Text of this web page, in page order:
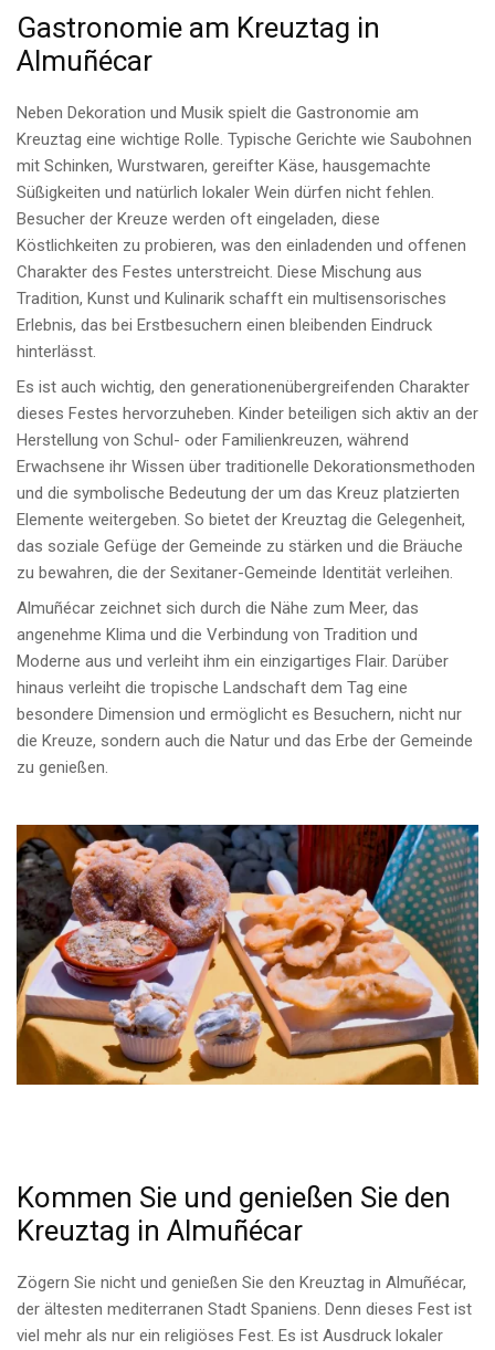
Gastronomie am Kreuztag in
Almuñécar
Neben Dekoration und Musik spielt die Gastronomie am
Kreuztag eine wichtige Rolle. Typische Gerichte wie Saubohnen
mit Schinken, Wurstwaren, gereifter Käse, hausgemachte
Süßigkeiten und natürlich lokaler Wein dürfen nicht fehlen.
Besucher der Kreuze werden oft eingeladen, diese
Köstlichkeiten zu probieren, was den einladenden und offenen
Charakter des Festes unterstreicht. Diese Mischung aus
Tradition, Kunst und Kulinarik schafft ein multisensorisches
Erlebnis, das bei Erstbesuchern einen bleibenden Eindruck
hinterlässt.
Es ist auch wichtig, den generationenübergreifenden Charakter
dieses Festes hervorzuheben. Kinder beteiligen sich aktiv an der
Herstellung von Schul- oder Familienkreuzen, während
Erwachsene ihr Wissen über traditionelle Dekorationsmethoden
und die symbolische Bedeutung der um das Kreuz platzierten
Elemente weitergeben. So bietet der Kreuztag die Gelegenheit,
das soziale Gefüge der Gemeinde zu stärken und die Bräuche
zu bewahren, die der Sexitaner-Gemeinde Identität verleihen.
Almuñécar zeichnet sich durch die Nähe zum Meer, das
angenehme Klima und die Verbindung von Tradition und
Moderne aus und verleiht ihm ein einzigartiges Flair. Darüber
hinaus verleiht die tropische Landschaft dem Tag eine
besondere Dimension und ermöglicht es Besuchern, nicht nur
die Kreuze, sondern auch die Natur und das Erbe der Gemeinde
zu genießen.
Kommen Sie und genießen Sie den
Kreuztag in Almuñécar
Zögern Sie nicht und genießen Sie den Kreuztag in Almuñécar,
der ältesten mediterranen Stadt Spaniens. Denn dieses Fest ist
viel mehr als nur ein religiöses Fest. Es ist Ausdruck lokaler